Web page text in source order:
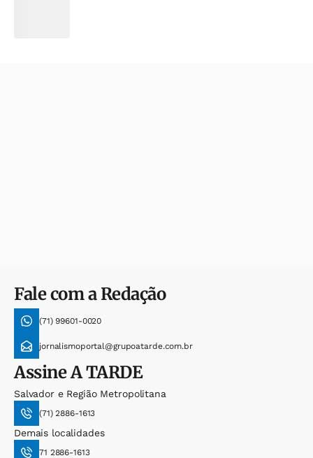
Fale com a Redação
(71) 99601-0020
jornalismoportal@grupoatarde.com.br
AssineA TARDE
Salvador e Região Metropolitana
(71) 2886-1613
Demais localidades
71 2886-1613